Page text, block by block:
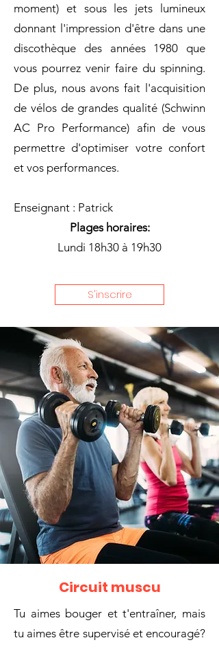
moment) et sous les jets lumineux
donnant l'impression d'être dans une
discothèque des années 1980 que
vous pourrez venir faire du spinning.
De plus, nous avons fait l'acquisition
de vélos de grandes qualité (Schwinn
AC Pro Performance) afin de vous
permettre d'optimiser votre confort
et vos performances.
Enseignant : Patrick​
Plages horaires:
Lundi 18h30 à 19h30
S'inscrire
Circuit muscu
Tu aimes bouger et t'entraîner, mais
tu aimes être supervisé et encouragé?